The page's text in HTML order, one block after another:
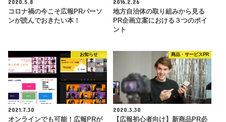
2020.5.8
コロナ禍の今こそ広報PRパーソ
ンが読んでおきたい本！
2016.2.26
地方自治体の取り組みから見る
PR企画立案における３つのポイ
ント
お知らせ
2021.7.30
オンラインでも可能！広報PRが
商品・サービスPR
2020.3.30
【広報初心者向け】新商品PR必